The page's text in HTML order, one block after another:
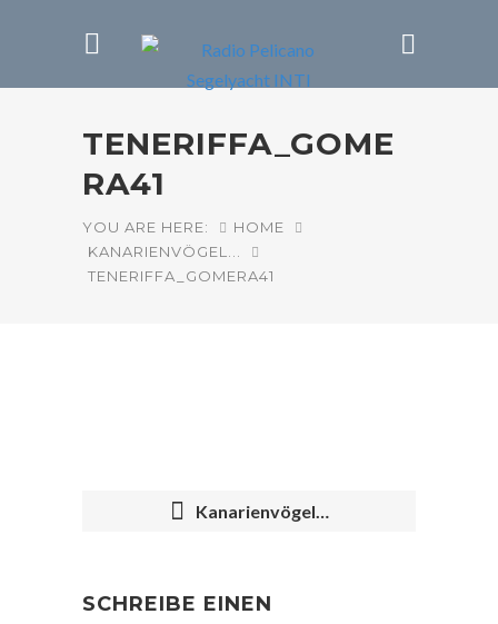
TENERIFFA_GOME
RA41
YOU ARE HERE:
HOME
KANARIENVÖGEL...
TENERIFFA_GOMERA41
NAVIGATION
Kanarienvögel…
SCHREIBE EINEN